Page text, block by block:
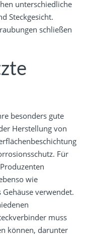
unterschiedliche
Steckgesicht.
schließen
besonders gute
Herstellung von
Für
wie
verwendet.
muss
können, darunter